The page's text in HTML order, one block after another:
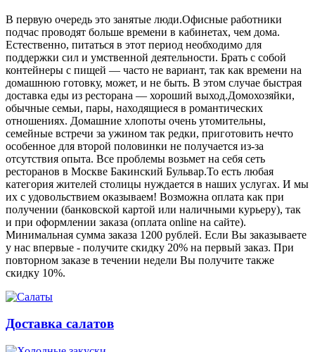
В первую очередь это занятые люди.Офисные работники
подчас проводят больше времени в кабинетах, чем дома.
Естественно, питаться в этот период необходимо для
поддержки сил и умственной деятельности. Брать с собой
контейнеры с пищей ― часто не вариант, так как времени на
домашнюю готовку, может, и не быть. В этом случае быстрая
доставка еды из ресторана ― хороший выход.Домохозяйки,
обычные семьи, пары, находящиеся в романтических
отношениях. Домашние хлопоты очень утомительны,
семейные встречи за ужином так редки, приготовить нечто
особенное для второй половинки не получается из-за
отсутствия опыта. Все проблемы возьмет на себя сеть
ресторанов в Москве Бакинский Бульвар.То есть любая
категория жителей столицы нуждается в наших услугах. И мы
их с удовольствием оказываем! Возможна оплата как при
получении (банковской картой или наличными курьеру), так
и при оформлении заказа (оплата online на сайте).
Минимальная сумма заказа 1200 рублей. Если Вы заказываете
у нас впервые - получите скидку 20% на первый заказ. При
повторном заказе в течении недели Вы получите также
скидку 10%.
Доставка салатов